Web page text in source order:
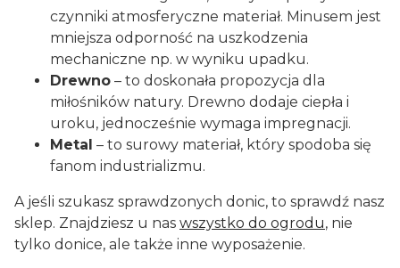
czynniki atmosferyczne materiał. Minusem jest
mniejsza odporność na uszkodzenia
mechaniczne np. w wyniku upadku.
Drewno – to doskonała propozycja dla
miłośników natury. Drewno dodaje ciepła i
uroku, jednocześnie wymaga impregnacji.
Metal – to surowy materiał, który spodoba się
fanom industrializmu.
A jeśli szukasz sprawdzonych donic, to sprawdź nasz
sklep. Znajdziesz u nas wszystko do ogrodu, nie
tylko donice, ale także inne wyposażenie.